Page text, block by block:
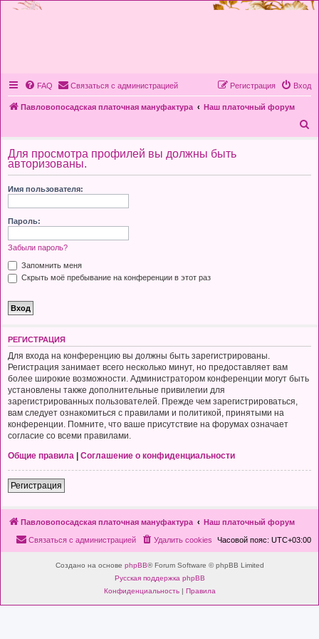
FAQ Связаться с администрацией Вход
Регистрация
Павловопосадская платочная мануфактура
Наш платочный форум
с
Для просмотра профилей вы должны быть
авторизованы.
Имя пользователя:
Пароль:
Забыли пароль?
Запомнить меня
Скрыть моё пребывание на конференции в этот раз
РЕГИСТРАЦИЯ
Для входа на конференцию вы должны быть зарегистрированы.
Регистрация занимает всего несколько минут, но предоставляет вам
более широкие возможности. Администратором конференции могут быть
установлены также дополнительные привилегии для
зарегистрированных пользователей. Прежде чем зарегистрироваться,
вам следует ознакомиться с правилами и политикой, принятыми на
конференции. Помните, что ваше присутствие на форумах означает
согласие со всеми правилами.
Общие правила
Соглашение о конфиденциальности
Регистрация
Павловопосадская платочная мануфактура Наш платочный форум
Часовой пояс: UTC+03:00
Удалить cookies
Связаться с администрацией
Создано на основе phpBB® Forum Software © phpBB Limited
Русская поддержка phpBB
Конфиденциальность| Правила